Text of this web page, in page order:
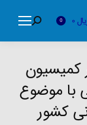
0
Search:
کمیسیون
با موضوع
کشور